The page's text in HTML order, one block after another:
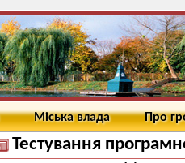
Міська влада Про
Тестування